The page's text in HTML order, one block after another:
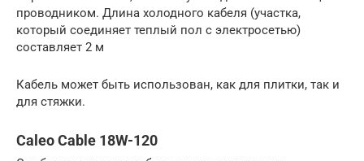
проводником. Длина холодного кабеля (участка,
который соединяет теплый пол с электросетью)
составляет 2 м
Кабель может быть использован, как для плитки, так и
для стяжки.
Caleo Cable 18W-120